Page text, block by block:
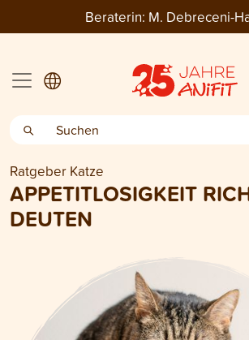
Beraterin: M. Debreceni-
Ratgeber Katze
APPETITLOSIGKEIT
DEUTEN